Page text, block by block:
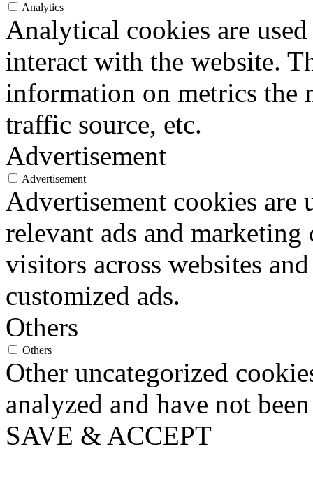
Analytics
Analytical cookies are
interact with the website.
information on metrics the
traffic source, etc.
Advertisement
Advertisement
Advertisement cookies
relevant ads and marketing
visitors across websites
customized ads.
Others
Others
Other uncategorized
analyzed and have not
SAVE & ACCEPT